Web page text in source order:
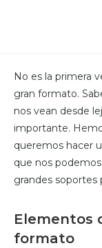
No es la primera
gran formato.
nos vean desde
importante.
queremos hacer
que nos
grandes soportes
Elementos
formato